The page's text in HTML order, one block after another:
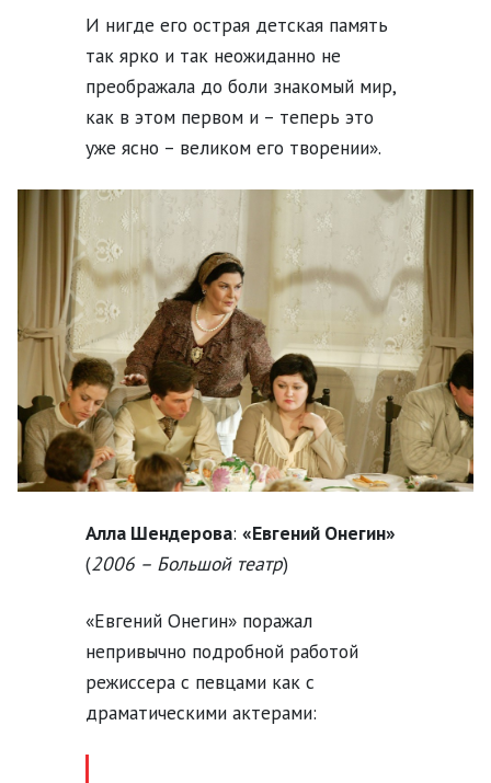
И нигде его острая детская память
так ярко и так неожиданно не
преображала до боли знакомый мир,
как в этом первом и – теперь это
уже ясно – великом его творении».
Алла Шендерова: «Евгений Онегин»
(2006 – Большой театр)
«Евгений Онегин» поражал
непривычно подробной работой
режиссера с певцами как с
драматическими актерами: